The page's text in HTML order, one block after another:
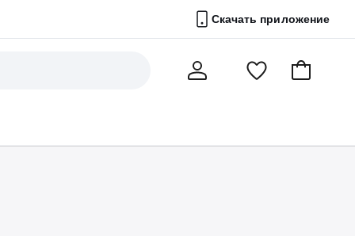
Скачать приложение
ПерейтиВ